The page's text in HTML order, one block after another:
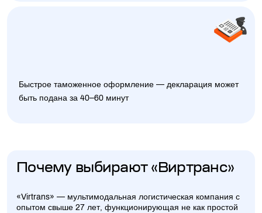
Быстрое таможенное оформление — декларация может
быть подана за 40–60 минут
Почему выбирают «Виртранс»
«Virtrans» — мультимодальная логистическая компания с
опытом свыше 27 лет, функционирующая не как простой